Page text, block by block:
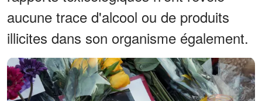
aucune trace d'alcool ou de produits
illicites dans son organisme également.